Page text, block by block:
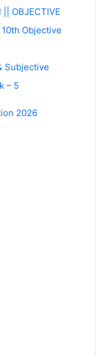
|| OBJECTIVE
10th Objective
Subjective
– 5
2026